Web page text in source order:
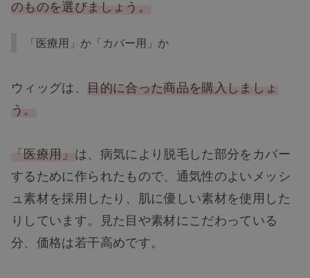
のものを選びましょう。
「医療用」か「カバー用」か
ウィッグは、 目的に合った商品を購入しましょ
う。
「医療用」 は、病気により脱毛した部分をカバー
するために作られたもので、通気性のよいメッシ
ュ素材を採用したり、肌に優しい素材を使用した
りしています。見た目や素材にこだわっている
分、価格は若干高めです。